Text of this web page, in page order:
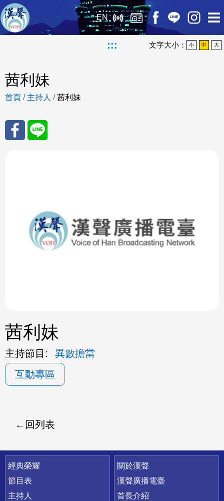
EN
::: 文字大小： 小 中 大
茜利妹
首頁 / 主持人 /茜利妹
茜利妹
主持節目:
異數擔當
互動專區
回列表
快速連結
經典榮耀
節目表
主持人
關於漢聲
漢聲廣播電臺
首長介紹